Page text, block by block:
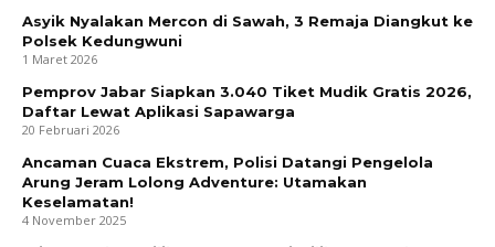
Asyik Nyalakan Mercon di Sawah, 3 Remaja Diangkut ke
Polsek Kedungwuni
1 Maret 2026
Pemprov Jabar Siapkan 3.040 Tiket Mudik Gratis 2026,
Daftar Lewat Aplikasi Sapawarga
20 Februari 2026
Ancaman Cuaca Ekstrem, Polisi Datangi Pengelola
Arung Jeram Lolong Adventure: Utamakan
Keselamatan!
4 November 2025